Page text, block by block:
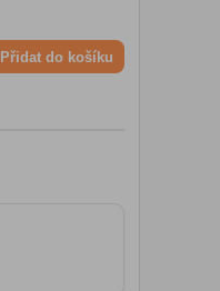
Přidat do košíku